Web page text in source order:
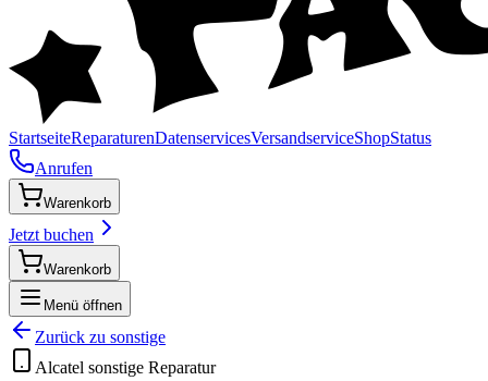
StartseiteReparaturenDatenservicesVersandserviceShopStatus
Anrufen
Warenkorb
Jetzt buchen
Warenkorb
Menü öffnen
Zurück zu sonstige
Alcatel sonstige Reparatur